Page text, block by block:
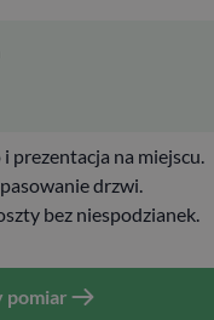
prezentacja na miejscu.
drzwi.
bez niespodzianek.
pomiar